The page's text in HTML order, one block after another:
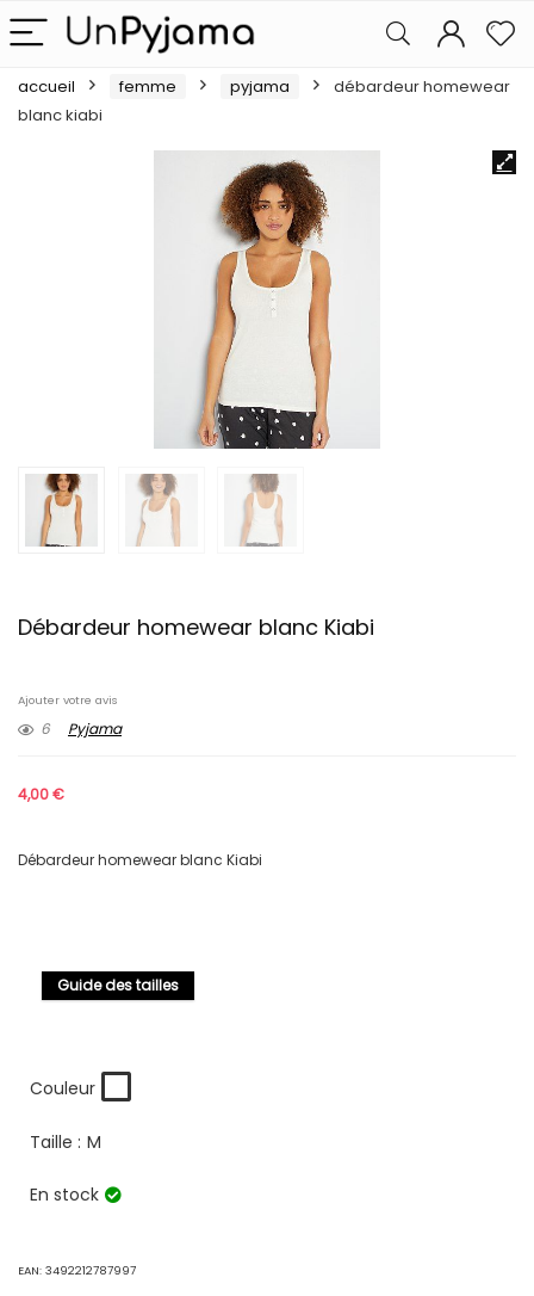
accueil femme pyjama
débardeur homewear
blanc kiabi
Débardeur homewear blanc Kiabi
Ajouter votre avis
6 Pyjama
4,00€
Débardeur homewear blanc Kiabi
Guide des tailles
Couleur
Taille : M
En stock
EAN: 3492212787997